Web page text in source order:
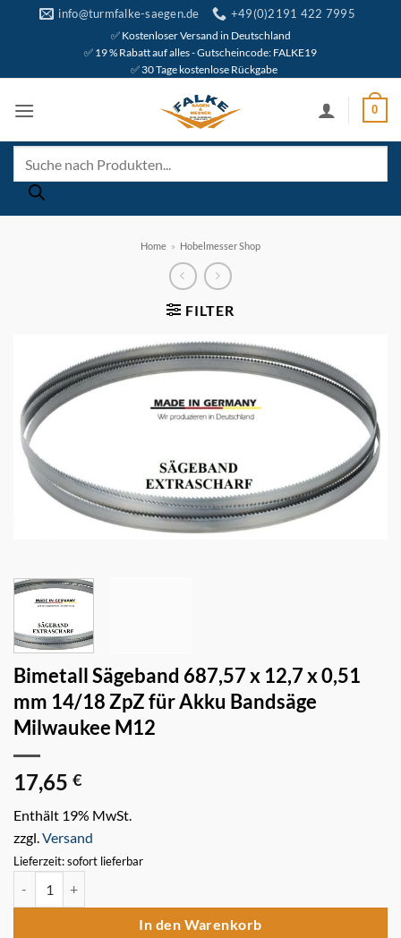
info@turmfalke-saegen.de +49(0)2191 422 7995
✅ Kostenloser Versand in Deutschland
✅ 19 % Rabatt auf alles - Gutscheincode: FALKE19
✅ 30 Tage kostenlose Rückgabe
0
search
Home » Hobelmesser Shop
FILTER
Bimetall Sägeband 687,57 x 12,7 x 0,51
mm 14/18 ZpZ für Akku Bandsäge
Milwaukee M12
17,65 €
Enthält 19% MwSt.
zzgl.Versand
Lieferzeit: sofort lieferbar
Bimetall Sägeband 687,57 x 12,7 x 0,51 mm 14/18 ZpZ für Akku
In den Warenkorb